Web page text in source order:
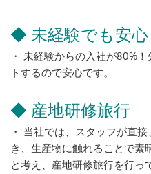
◆ 未経験でも安心
・ 未経験からの入社が80%
トするので安心です。
◆ 産地研修旅行
・ 当社では、スタッフが直
き、生産物に触れることで素
と考え、産地研修旅行を行っ